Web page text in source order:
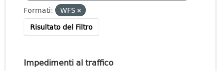
Formati:
WFS
Risultato del Filtro
Impedimenti al traffico